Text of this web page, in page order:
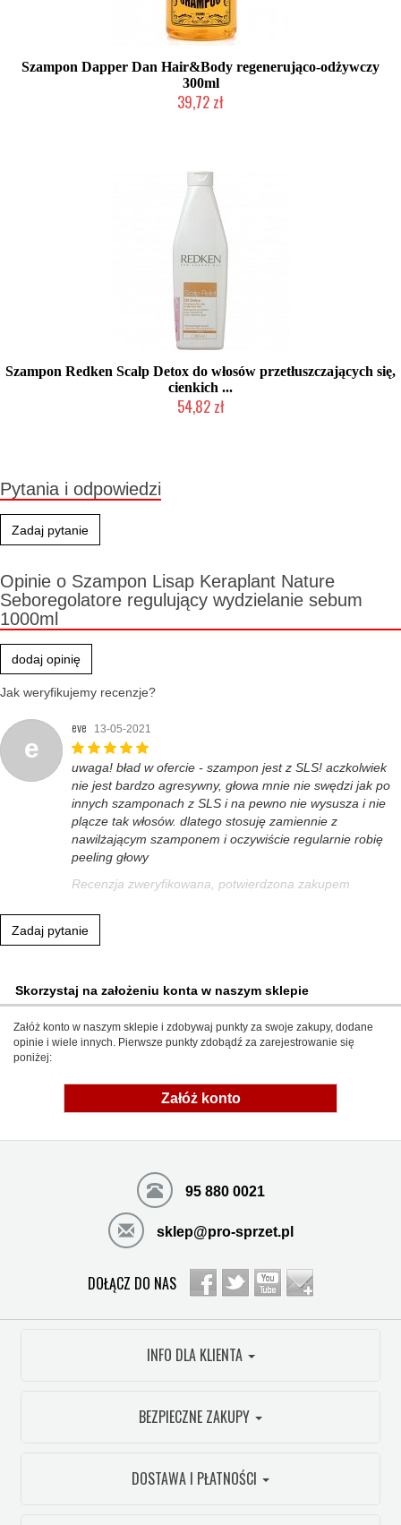
Szampon Dapper Dan Hair&Body regenerująco-odżywczy
300ml
39,72 zł
Szampon Redken Scalp Detox do włosów przetłuszczających się,
cienkich ...
54,82 zł
Pytania i odpowiedzi
Zadaj pytanie
Opinie o Szampon Lisap Keraplant Nature
Seboregolatore regulujący wydzielanie sebum
1000ml
dodaj opinię
Jak weryfikujemy recenzje?
e
eve 13-05-2021
uwaga! bład w ofercie - szampon jest z SLS! aczkolwiek
nie jest bardzo agresywny, głowa mnie nie swędzi jak po
innych szamponach z SLS i na pewno nie wysusza i nie
plącze tak włosów. dlatego stosuję zamiennie z
nawilżającym szamponem i oczywiście regularnie robię
peeling głowy
Recenzja zweryfikowana, potwierdzona zakupem
Zadaj pytanie
Skorzystaj na założeniu konta w naszym sklepie
Załóż konto w naszym sklepie i zdobywaj punkty za swoje zakupy, dodane
opinie i wiele innych. Pierwsze punkty zdobądź za zarejestrowanie się
poniżej:
Załóż konto
95 880 0021
sklep@pro-sprzet.pl
DOŁĄCZ DO NAS
INFO DLA KLIENTA
BEZPIECZNE ZAKUPY
DOSTAWA I PŁATNOŚCI